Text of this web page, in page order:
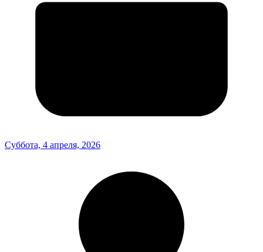
Суббота, 4 апреля, 2026